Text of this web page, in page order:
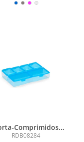
Comprimidos
Plástico
RDB08284